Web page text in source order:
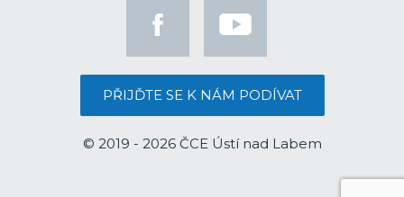
PŘIJĎTE SE K NÁM PODÍVAT
© 2019 - 2026 ČCE Ústí nad Labem